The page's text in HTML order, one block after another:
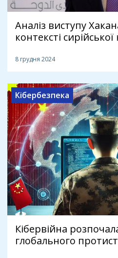
Аналіз виступу
контексті
8 грудня 2024
Кібербезпека
Кібервійна
глобального